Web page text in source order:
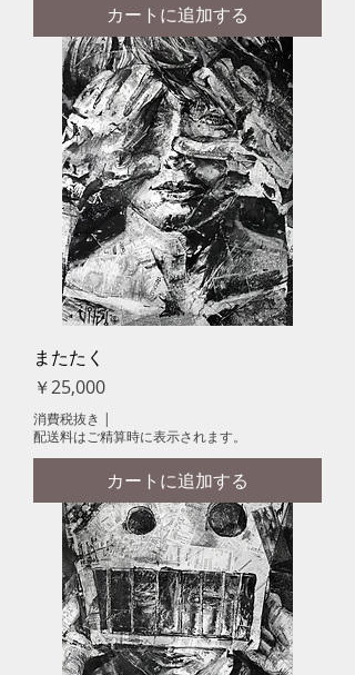
カートに追加する
またたく
価格
￥25,000
消費税抜き |
配送料はご精算時に表示されます。
カートに追加する